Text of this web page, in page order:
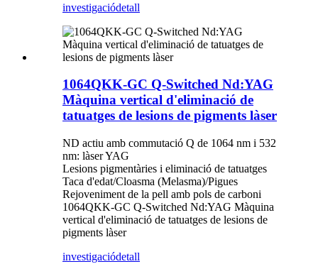
investigaciódetall
1064QKK-GC Q-Switched Nd:YAG
Màquina vertical d'eliminació de
tatuatges de lesions de pigments làser
ND actiu amb commutació Q de 1064 nm i 532
nm: làser YAG
Lesions pigmentàries i eliminació de tatuatges
Taca d'edat/Cloasma (Melasma)/Pigues
Rejoveniment de la pell amb pols de carboni
1064QKK-GC Q-Switched Nd:YAG Màquina
vertical d'eliminació de tatuatges de lesions de
pigments làser
investigaciódetall